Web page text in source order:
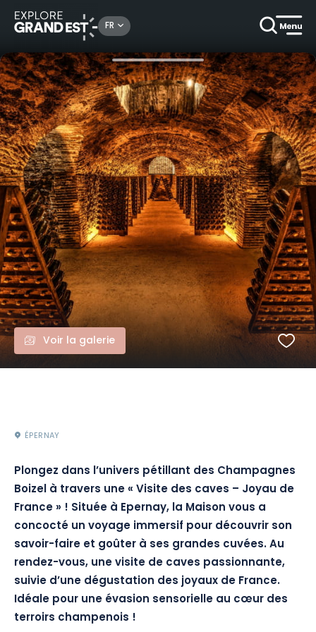
FR
Gastronomie & oenotourisme Visite des caves - Joyau
Voir la galerie
ÉPERNAY
Plongez dans l’univers pétillant des Champagnes
Boizel à travers une « Visite des caves – Joyau de
France » ! Située à Epernay, la Maison vous a
concocté un voyage immersif pour découvrir son
savoir-faire et goûter à ses grandes cuvées.Au
rendez-vous, une visite de caves passionnante,
suivie d’une dégustation des joyaux de France.
Idéale pour une évasion sensorielle au cœur des
terroirs champenois !